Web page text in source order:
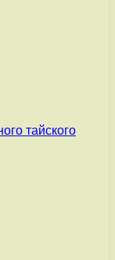
тайского